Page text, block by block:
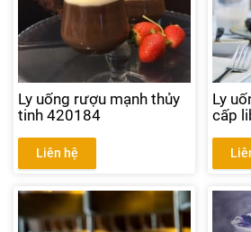
Ly uống rượu mạnh thủy
tinh 420184
Liên hệ
Ly
cấp